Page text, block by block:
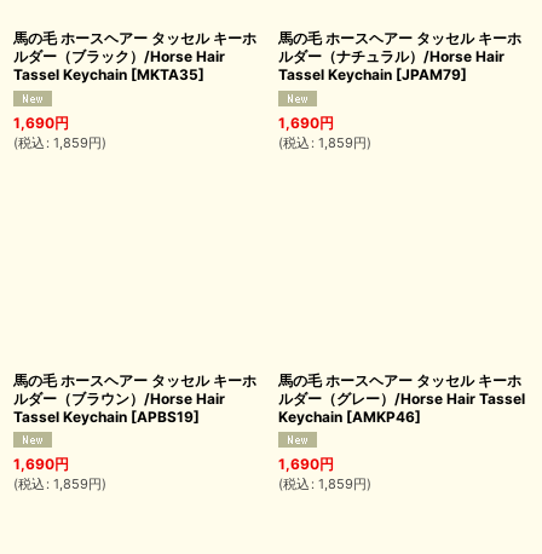
馬の毛 ホースヘアー タッセル キーホ
ルダー（ブラック）/Horse Hair
Tassel Keychain [MKTA35]
1,690円
(税込 : 1,859円)
馬の毛 ホースヘアー タッセル キーホ
ルダー（ナチュラル）/Horse Hair
Tassel Keychain [JPAM79]
1,690円
(税込 : 1,859円)
馬の毛 ホースヘアー タッセル キーホ
ルダー（ブラウン）/Horse Hair
Tassel Keychain [APBS19]
1,690円
(税込 : 1,859円)
馬の毛 ホースヘアー タッセル キーホ
ルダー（グレー）/Horse Hair Tassel
Keychain [AMKP46]
1,690円
(税込 : 1,859円)